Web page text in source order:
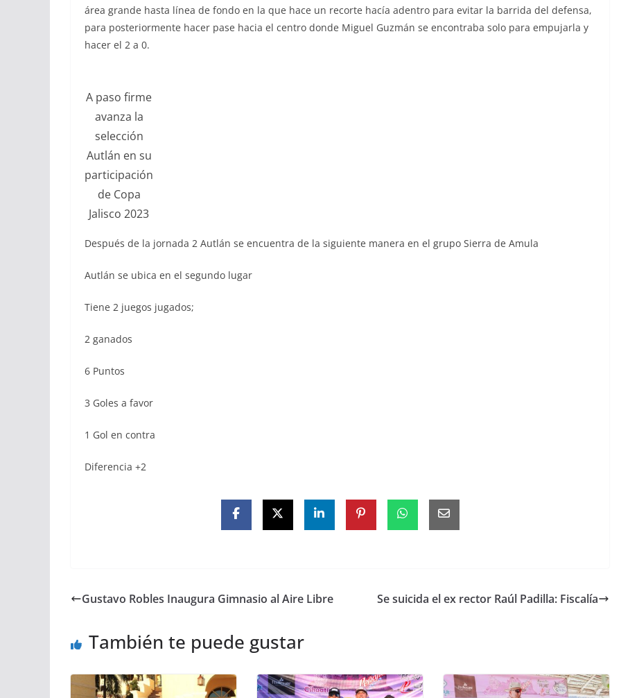
área grande hasta línea de fondo en la que hace un recorte hacía adentro para evitar la barrida del defensa,
para posteriormente hacer pase hacia el centro donde Miguel Guzmán se encontraba solo para empujarla y
hacer el 2 a 0.
A paso firme
avanza la
selección
Autlán en su
participación
de Copa
Jalisco 2023
Después de la jornada 2 Autlán se encuentra de la siguiente manera en el grupo Sierra de Amula
Autlán se ubica en el segundo lugar
Tiene 2 juegos jugados;
2 ganados
6 Puntos
3 Goles a favor
1 Gol en contra
Diferencia +2
Gustavo Robles Inaugura Gimnasio al Aire Libre Se suicida el ex rector Raúl Padilla: Fiscalía
También te puede gustar